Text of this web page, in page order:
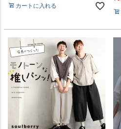
カートに入れる